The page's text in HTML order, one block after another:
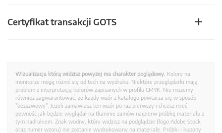
Certyfikat transakcji GOTS
Wizualizacja którą widzisz powyżej ma charakter poglądowy. Kolory na
monitorze mogą różnić się od tych na wydruku. Niektóre przeglądarki mają
problem z interpretacją kolorów zapisanych w profilu CMYK. Nie możemy
również zagwarantować, że każdy wzór z katalogu powtarza się w sposób
"bezszwowy". Jeżeli zamawiasz ten wzór po raz pierwszy i chcesz mieć
pewność jak będzie wyglądał na tkaninie zamów najpierw próbkę materiału z
tym nadrukiem. Znak wodny, który widzisz na podglądzie (logo Adobe Stock
oraz numer wzoru) nie zostanie wydrukowany na materiale. Próbki i kupony